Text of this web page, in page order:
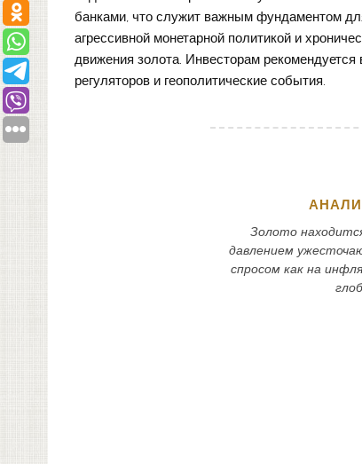
банками, что служит важным фундаментом
агрессивной монетарной политикой и
движения золота. Инвесторам
регуляторов и геополитические события.
Золото
давлением
спросом как на